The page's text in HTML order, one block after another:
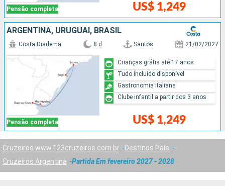
Pensão completa US$ 1,249
ARGENTINA, URUGUAI, BRASIL
Pensão completa
Costa Diadema 8 d Santos 21/02/2027
US$ 1,249
Crianças grátis até 17 anos
Tudo incluído disponível
Gastronomia italiana
Clube infantil a partir dos 3 anos
Cruzeiros www.123cruzeiros.com.br
Destinos País
Cruzeiros Argentina
Partida Em fevereiro 2027 - 2028